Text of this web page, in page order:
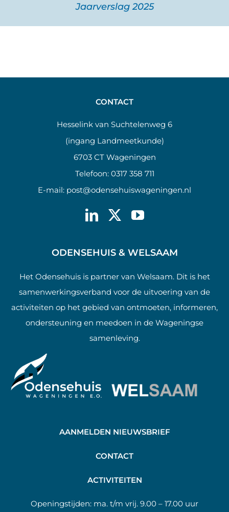
Jaarverslag 2025
CONTACT
Hesselink van Suchtelenweg 6
(ingang Landmeetkunde)
6703 CT Wageningen
Telefoon: 0317 358 711
E-mail: post@odensehuiswageningen.nl
ODENSEHUIS & WELSAAM
Het Odensehuis is partner van Welsaam. Dit is het
samenwerkingsverband voor de uitvoering van de
activiteiten op het gebied van ontmoeten, informeren,
ondersteuning en meedoen in de Wageningse
samenleving.
AANMELDEN NIEUWSBRIEF
CONTACT
ACTIVITEITEN
Openingstijden: ma. t/m vrij. 9.00 – 17.00 uur